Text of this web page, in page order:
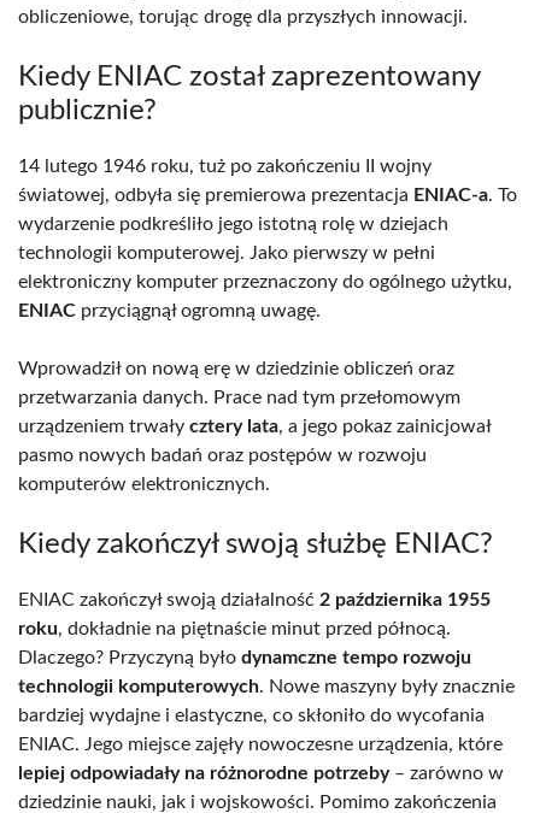
obliczeniowe, torując drogę dla przyszłych innowacji.
Kiedy ENIAC został zaprezentowany
publicznie?
14 lutego 1946 roku, tuż po zakończeniu II wojny
światowej, odbyła się premierowa prezentacja ENIAC-a. To
wydarzenie podkreśliło jego istotną rolę w dziejach
technologii komputerowej. Jako pierwszy w pełni
elektroniczny komputer przeznaczony do ogólnego użytku,
ENIAC przyciągnął ogromną uwagę.
Wprowadził on nową erę w dziedzinie obliczeń oraz
przetwarzania danych. Prace nad tym przełomowym
urządzeniem trwały cztery lata, a jego pokaz zainicjował
pasmo nowych badań oraz postępów w rozwoju
komputerów elektronicznych.
Kiedy zakończył swoją służbę ENIAC?
ENIAC zakończył swoją działalność 2 października 1955
roku, dokładnie na piętnaście minut przed północą.
Dlaczego? Przyczyną było dynamczne tempo rozwoju
technologii komputerowych. Nowe maszyny były znacznie
bardziej wydajne i elastyczne, co skłoniło do wycofania
ENIAC. Jego miejsce zajęły nowoczesne urządzenia, które
lepiej odpowiadały na różnorodne potrzeby– zarówno w
dziedzinie nauki, jak i wojskowości. Pomimo zakończenia